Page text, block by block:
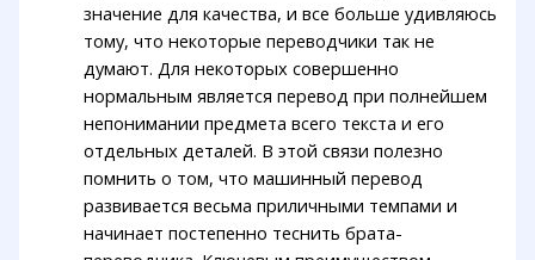
значение для качества, и все больше удивляюсь
тому, что некоторые переводчики так не
думают. Для некоторых совершенно
нормальным является перевод при полнейшем
непонимании предмета всего текста и его
отдельных деталей. В этой связи полезно
помнить о том, что машинный перевод
развивается весьма приличными темпами и
начинает постепенно теснить брата-